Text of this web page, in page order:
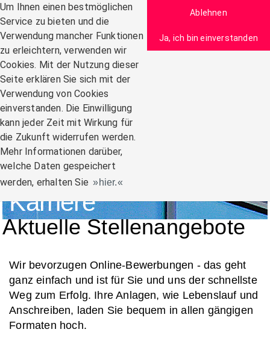
Um Ihnen einen bestmöglichen
Service zu bieten und die
Verwendung mancher Funktionen
zu erleichtern, verwenden wir
Cookies. Mit der Nutzung dieser
Seite erklären Sie sich mit der
Verwendung von Cookies
einverstanden. Die Einwilligung
kann jeder Zeit mit Wirkung für
die Zukunft widerrufen werden.
Mehr Informationen darüber,
welche Daten gespeichert
werden, erhalten Sie
hier.
Ablehnen
Ja, ich bin einverstanden
Zum Inhalt
Navigation:
Karriere
Aktuelle Stellenangebote
Wir bevorzugen Online-Bewerbungen - das geht
ganz einfach und ist für Sie und uns der schnellste
Weg zum Erfolg. Ihre Anlagen, wie Lebenslauf und
Anschreiben, laden Sie bequem in allen gängigen
Formaten hoch.